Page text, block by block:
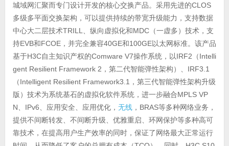
城域网汇聚而专门设计开发的核心交换产品。采用先进的CLOS
多级多平面交换架构，可以提供持续的带宽升级能力，支持数据
中心大二层技术TRILL、纵向虚拟化和MDC（一虚多）技术，支
持EVB和FCOE，并完全兼容40GE和100GE以太网标准。该产品
基于H3C自主知识产权的Comware V7操作系统，以IRF2（Intelli
gent Resilient Framework 2，第二代智能弹性架构）、IRF3.1
（Intelligent Resilient Framework3.1，第三代智能弹性架构升级
版）技术为系统基石的虚拟化软件系统，进一步融合MPLS VP
N、IPv6、应用安全、应用优化， 无线，BRAS等多种网络业务，
提供不间断转发、不间断升级、优雅重启、环网保护等多种高可
靠技术，在提高用户生产效率的同时，保证了网络最大正常运行